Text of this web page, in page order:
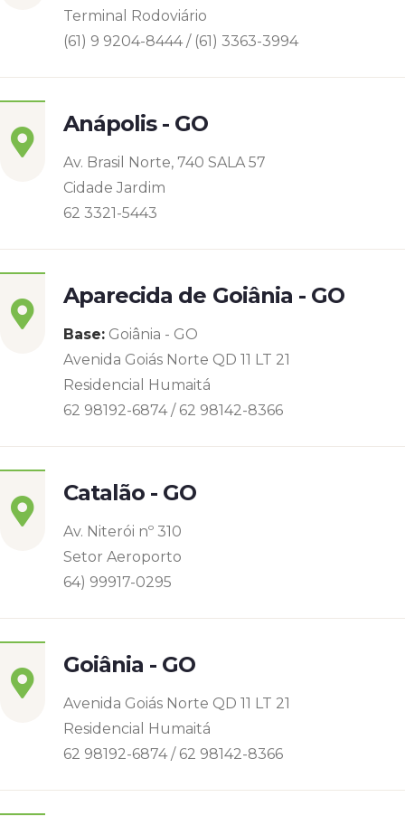
Terminal Rodoviário
(61) 9 9204-8444 / (61) 3363-3994
Anápolis - GO
Av. Brasil Norte, 740 SALA 57
Cidade Jardim
62 3321-5443
Aparecida de Goiânia - GO
Base: Goiânia - GO
Avenida Goiás Norte QD 11 LT 21
Residencial Humaitá
62 98192-6874 / 62 98142-8366
Catalão - GO
Av. Niterói nº 310
Setor Aeroporto
64) 99917-0295
Goiânia - GO
Avenida Goiás Norte QD 11 LT 21
Residencial Humaitá
62 98192-6874 / 62 98142-8366